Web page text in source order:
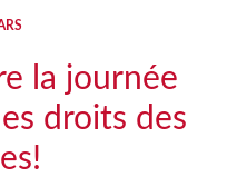
la journée
droits des